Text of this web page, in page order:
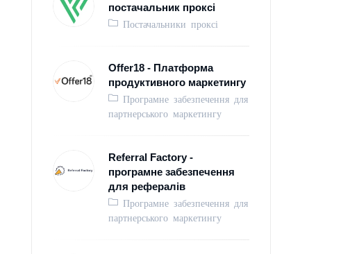
постачальник проксі
Постачальники проксі
Offer18 - Платформа
продуктивного маркетингу
Програмне забезпечення для
партнерського маркетингу
Referral Factory -
програмне забезпечення
для рефералів
Програмне забезпечення для
партнерського маркетингу